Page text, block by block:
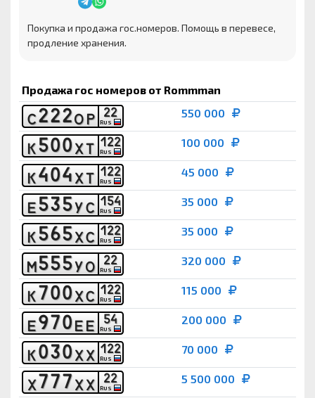
Покупка и продажа гос.номеров. Помощь в перевесе,
продление хранения.
Продажа гос номеров от Rommman
С222ОР 22
RUS
550 000
К500ХТ 122
RUS
100 000
К404ХТ 122
RUS
45 000
Е535УС 154
RUS
35 000
К565ХС 122
RUS
35 000
М555УО 22
RUS
320 000
К700ХС 122
RUS
115 000
Е970ЕЕ 54
RUS
200 000
К030ХХ 122
RUS
70 000
Х777ХХ 22
RUS
5 500 000